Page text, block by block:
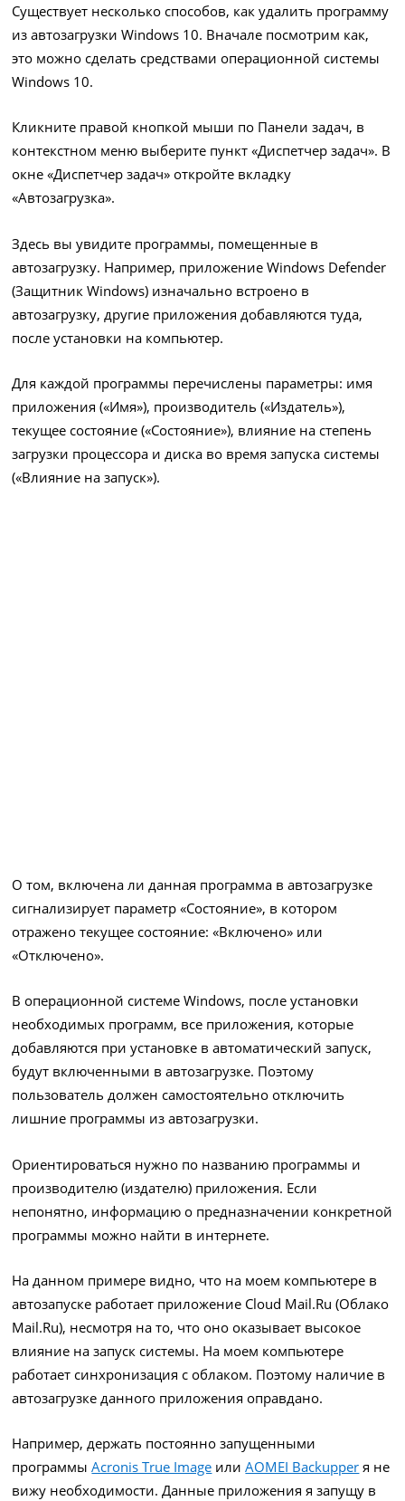
Существует несколько способов, как удалить программу
из автозагрузки Windows 10. Вначале посмотрим как,
это можно сделать средствами операционной системы
Windows 10.
Кликните правой кнопкой мыши по Панели задач, в
контекстном меню выберите пункт «Диспетчер задач». В
окне «Диспетчер задач» откройте вкладку
«Автозагрузка».
Здесь вы увидите программы, помещенные в
автозагрузку. Например, приложение Windows Defender
(Защитник Windows) изначально встроено в
автозагрузку, другие приложения добавляются туда,
после установки на компьютер.
Для каждой программы перечислены параметры: имя
приложения («Имя»), производитель («Издатель»),
текущее состояние («Состояние»), влияние на степень
загрузки процессора и диска во время запуска системы
(«Влияние на запуск»).
О том, включена ли данная программа в автозагрузке
сигнализирует параметр «Состояние», в котором
отражено текущее состояние: «Включено» или
«Отключено».
В операционной системе Windows, после установки
необходимых программ, все приложения, которые
добавляются при установке в автоматический запуск,
будут включенными в автозагрузке. Поэтому
пользователь должен самостоятельно отключить
лишние программы из автозагрузки.
Ориентироваться нужно по названию программы и
производителю (издателю) приложения. Если
непонятно, информацию о предназначении конкретной
программы можно найти в интернете.
На данном примере видно, что на моем компьютере в
автозапуске работает приложение Cloud Mail.Ru (Облако
Mail.Ru), несмотря на то, что оно оказывает высокое
влияние на запуск системы. На моем компьютере
работает синхронизация с облаком. Поэтому наличие в
автозагрузке данного приложения оправдано.
Например, держать постоянно запущенными
программыAcronis True Image илиAOMEI Backupper я не
вижу необходимости. Данные приложения я запущу в